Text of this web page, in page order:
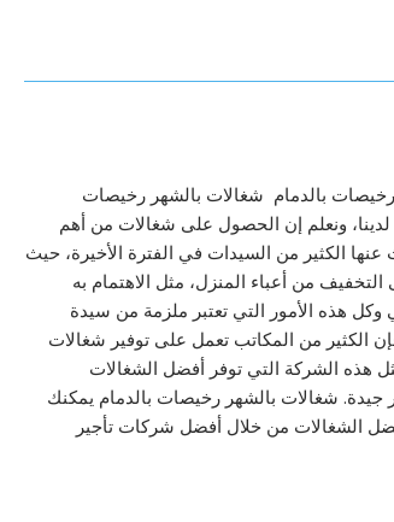
بالدمام شغالات بالشهر رخيصات
لدينا، ونعلم إن الحصول على شغالات من أهم
عنها الكثير من السيدات في الفترة الأخيرة، حيث
من أعباء المنزل، مثل الاهتمام به
وكل هذه الأمور التي تعتبر ملزمة من سيدة
الكثير من المكاتب تعمل على توفير شغالات
هذه الشركة التي توفر أفضل الشغالات
جيدة. شغالات بالشهر رخيصات بالدمام يمكنك
الشغالات من خلال أفضل شركات تأجير